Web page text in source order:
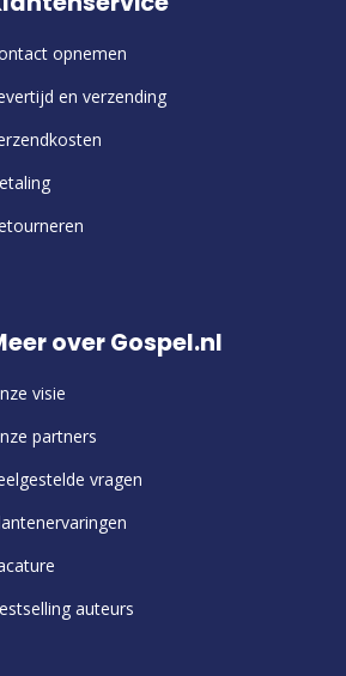
opnemen
en verzending
over Gospel.nl
visie
partners
vragen
auteurs